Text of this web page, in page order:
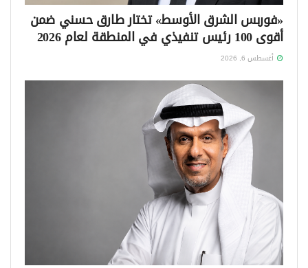
«فوربس الشرق الأوسط» تختار طارق حسني ضمن
أقوى 100 رئيس تنفيذي في المنطقة لعام 2026
أغسطس 6, 2026